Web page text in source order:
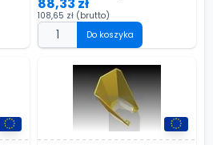
108,65 zł (brutto)
Do koszyka